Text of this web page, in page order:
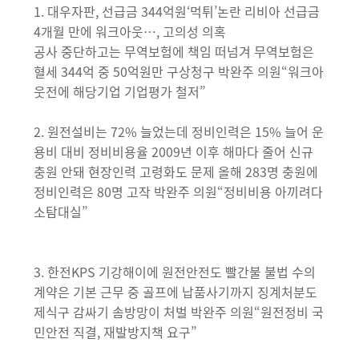
1. 대우자판, 선급금 344억원‘먹튀’논란 리비아 선급금
4개월 만에 워크아웃…, 고의성 의혹
공사 중단하고는 무역보험에 책임 떠넘겨 무역보험은
혈세 344억 중 50억원만 구상청구 박완주 의원“워크아
웃전에 해당기업 기업평가 철저”
2. 원전설비는 72% 늘었는데 정비인력은 15% 늘어 운
용비 대비 정비비용율 2009년 이후 해마다 줄어 신규
충원 안돼 현장인력 고령화도 문제 올해 283명 충원에
정비인력은 80명 고작 박완주 의원“정비비용 아끼려다
소탐대실”
3. 한전KPS 기강해이에 원전안전도 빨간불 불법 수의
계약은 기본 근무 중 골프에 납품사기까지 징계처분도
제식구 감싸기 솜방망이 처벌 박완주 의원“원전정비 국
민안전 직결, 재발방지책 요구”